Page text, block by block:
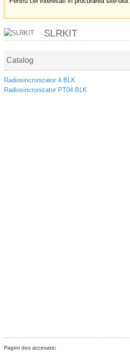
SLRKIT
Catalog
Radiosincronizator 4 BLK
Radiosincronizator PT04 BLK
Pagini des accesate: